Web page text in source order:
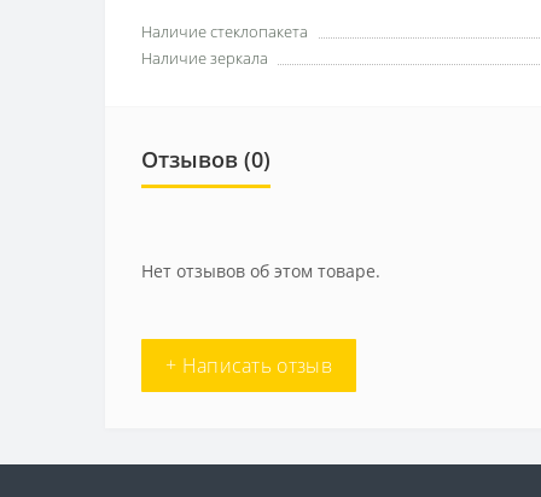
Наличие стеклопакета
Наличие зеркала
Отзывов (0)
Нет отзывов об этом товаре.
+ Написать отзыв